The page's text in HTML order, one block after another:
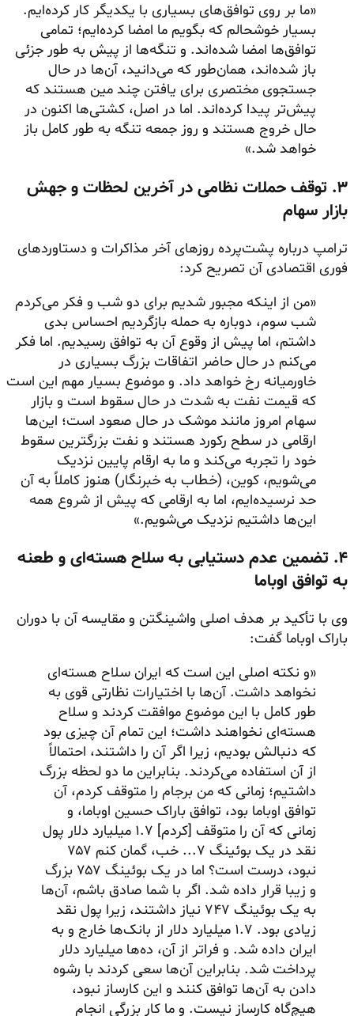
«ما بر روی توافق‌های بسیاری با یکدیگر کار کرده‌ایم.
بسیار خوشحالم که بگویم ما امضا کرده‌ایم؛ تمامی
توافق‌ها امضا شده‌اند. و تنگه‌ها از پیش به طور جزئی
باز شده‌اند، همان‌طور که می‌دانید، آن‌ها در حال
جستجوی مختصری برای یافتن چند مین هستند که
پیش‌تر پیدا کرده‌اند. اما در اصل، کشتی‌ها اکنون در
حال خروج هستند و روز جمعه تنگه به طور کامل باز
خواهد شد.»
۳. توقف حملات نظامی در آخرین لحظات و جهش
بازار سهام
ترامپ درباره پشت‌پرده روزهای آخر مذاکرات و دستاوردهای
فوری اقتصادی آن تصریح کرد:
«من از اینکه مجبور شدیم برای دو شب و فکر می‌کردم
شب سوم، دوباره به حمله بازگردیم احساس بدی
داشتم، اما پیش از وقوع آن به توافق رسیدیم. اما فکر
می‌کنم در حال حاضر اتفاقات بزرگ بسیاری در
خاورمیانه رخ خواهد داد. و موضوع بسیار مهم این است
که قیمت نفت به شدت در حال سقوط است و بازار
سهام امروز مانند موشک در حال صعود است؛ این‌ها
ارقامی در سطح رکورد هستند و نفت بزرگترین سقوط
خود را تجربه می‌کند و ما به ارقام پایین نزدیک
می‌شویم، کوین، (خطاب به خبرنگار) هنوز کاملاً به آن
حد نرسیده‌ایم، اما به ارقامی که پیش از شروع همه
این‌ها داشتیم نزدیک می‌شویم.»
۴. تضمین عدم دستیابی به سلاح هسته‌ای و طعنه
به توافق اوباما
وی با تأکید بر هدف اصلی واشینگتن و مقایسه آن با دوران
باراک اوباما گفت:
«و نکته اصلی این است که ایران سلاح هسته‌ای
نخواهد داشت. آن‌ها با اختیارات نظارتی قوی به
طور کامل با این موضوع موافقت کردند و سلاح
هسته‌ای نخواهند داشت؛ این تمام آن چیزی بود
که دنبالش بودیم، زیرا اگر آن را داشتند، احتمالاً
از آن استفاده می‌کردند. بنابراین ما دو لحظه بزرگ
داشتیم؛ زمانی که من برجام را متوقف کردم، آن
توافق اوباما بود، توافق باراک حسین اوباما، و
زمانی که آن را متوقف [کردم] ۱.۷ میلیارد دلار پول
نقد در یک بوئینگ ۷... خب، گمان کنم ۷۵۷
نبود، درست است؟ اما در یک بوئینگ ۷۵۷ بزرگ
و زیبا قرار داده شد. اگر با شما صادق باشم، آن‌ها
به یک بوئینگ ۷۴۷ نیاز داشتند، زیرا پول نقد
زیادی بود. ۱.۷ میلیارد دلار از بانک‌ها خارج و به
ایران داده شد. و فراتر از آن، ده‌ها میلیارد دلار
پرداخت شد. بنابراین آن‌ها سعی کردند با رشوه
دادن به آن‌ها توافق کنند و این کارساز نبود،
هیچ‌گاه کارساز نیست. و ما کار بزرگی انجام